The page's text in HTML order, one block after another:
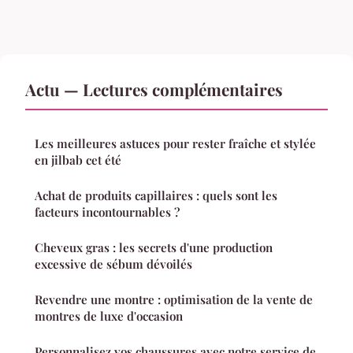
Actu — Lectures complémentaires
Les meilleures astuces pour rester fraîche et stylée
en jilbab cet été
Achat de produits capillaires : quels sont les
facteurs incontournables ?
Cheveux gras : les secrets d'une production
excessive de sébum dévoilés
Revendre une montre : optimisation de la vente de
montres de luxe d'occasion